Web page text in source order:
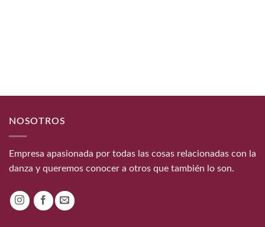
NOSOTROS
Empresa apasionada por todas las cosas relacionadas con la
danza y queremos conocer a otros que también lo son.